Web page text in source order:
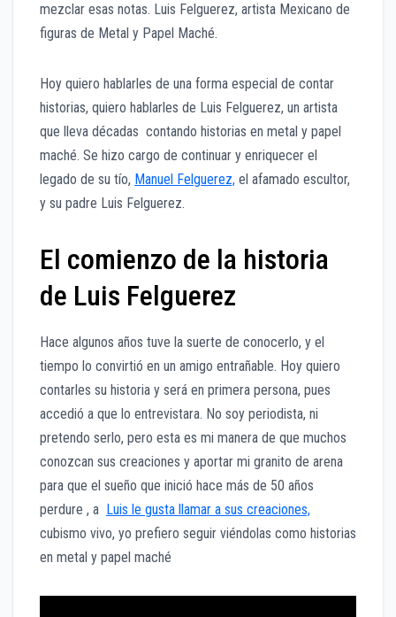
mezclar esas notas. Luis Felguerez, artista Mexicano de
figuras de Metal y Papel Maché.
Hoy quiero hablarles de una forma especial de contar
historias, quiero hablarles de Luis Felguerez, un artista
que lleva décadas contando historias en metal y papel
maché. Se hizo cargo de continuar y enriquecer el
legado de su tío, Manuel Felguerez, el afamado escultor,
y su padre Luis Felguerez.
El comienzo de la historia
de Luis Felguerez
Hace algunos años tuve la suerte de conocerlo, y el
tiempo lo convirtió en un amigo entrañable. Hoy quiero
contarles su historia y será en primera persona, pues
accedió a que lo entrevistara. No soy periodista, ni
pretendo serlo, pero esta es mi manera de que muchos
conozcan sus creaciones y aportar mi granito de arena
para que el sueño que inició hace más de 50 años
perdure , a Luis le gusta llamar a sus creaciones,
cubismo vivo, yo prefiero seguir viéndolas como historias
en metal y papel maché